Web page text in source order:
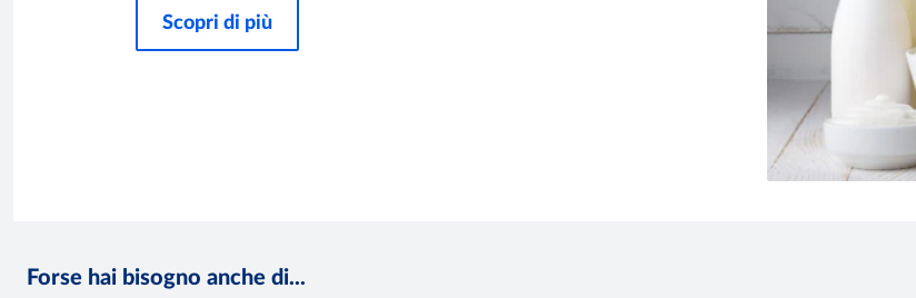
Scopri di più
Forse hai bisogno anche di...